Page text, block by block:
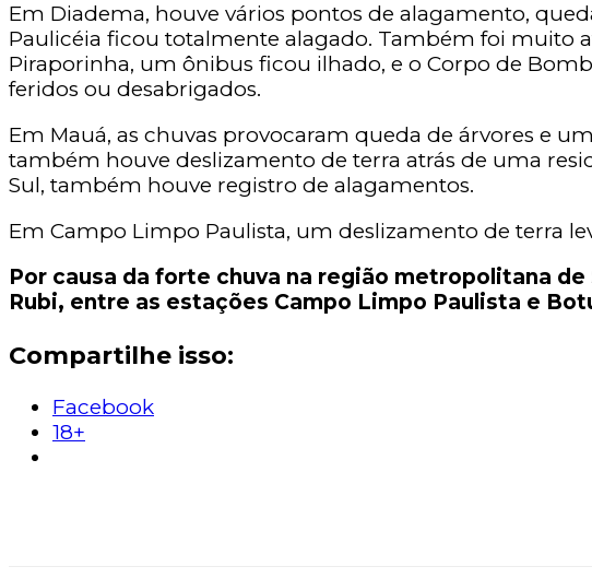
Em Diadema, houve vários pontos de alagamento,
Paulicéia ficou totalmente alagado. Também foi muito
Piraporinha, um ônibus ficou ilhado, e o Corpo de
feridos ou desabrigados.
Em Mauá, as chuvas provocaram queda de árvores e
também houve deslizamento de terra atrás de uma
Sul, também houve registro de alagamentos.
Em Campo Limpo Paulista, um deslizamento de terra
Por causa da forte chuva na região metropolitana
Rubi, entre as estações Campo Limpo Paulista e
Compartilhe isso:
Facebook
18+